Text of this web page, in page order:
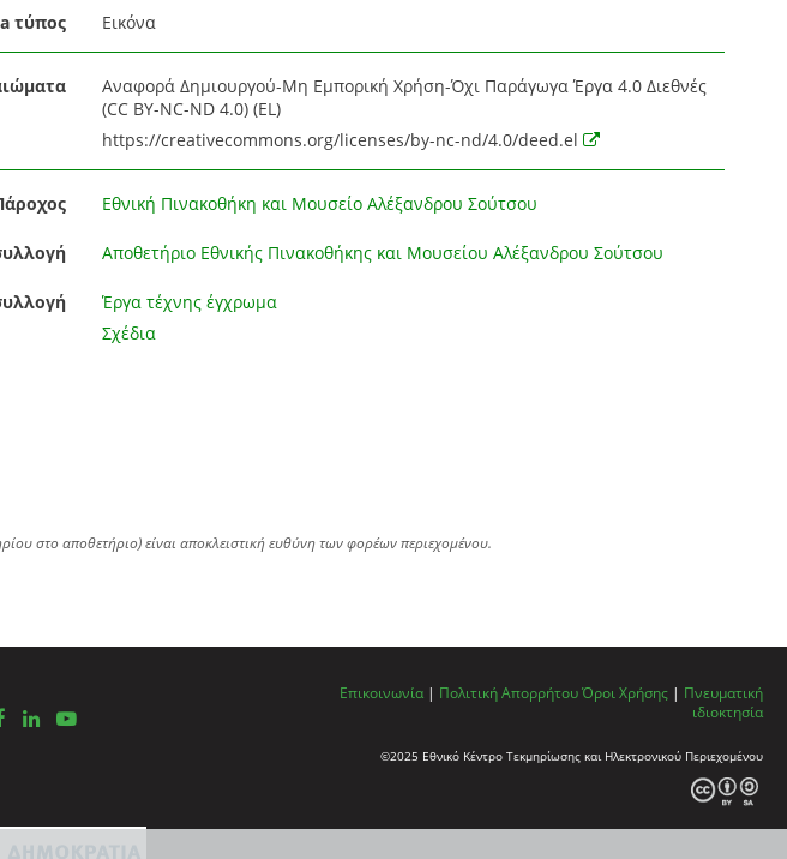
τύπος Εικόνα
Αναφορά Δημιουργού-Μη Εμπορική Χρήση-Όχι Παράγωγα Έργα 4.0 Διεθνές
(CC BY-NC-ND 4.0) (EL)
https://creativecommons.org/licenses/by-nc-nd/4.0/deed.el
Εθνική Πινακοθήκη και Μουσείο Αλέξανδρου Σούτσου
Αποθετήριο Εθνικής Πινακοθήκης και Μουσείου Αλέξανδρου Σούτσου
Έργα τέχνης έγχρωμα
Σχέδια
στο αποθετήριο) είναι αποκλειστική ευθύνη των φορέων περιεχομένου.
Επικοινωνία | Πολιτική ΑπορρήτουΌροι Χρήσης | Πνευματική
ιδιοκτησία
©2025 Εθνικό Κέντρο Τεκμηρίωσης και Ηλεκτρονικού Περιεχομένου